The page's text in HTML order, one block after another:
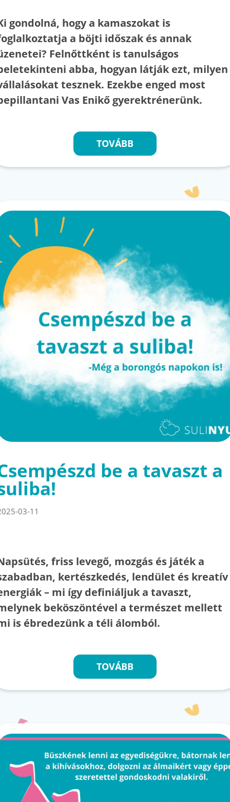
gondolná, hogy a kamaszokat is
a böjti időszak és annak
Felnőttként is tanulságos
abba, hogyan látják ezt, milyen
tesznek. Ezekbe enged most
Vas Enikő gyerektrénerünk.
TOVÁBB
be a tavaszt a
03-11
friss levegő, mozgás és játék a
kertészkedés, lendület és kreatív
– mi így definiáljuk a tavaszt,
beköszöntével a természet mellett
is ébredezünk a téli álomból.
TOVÁBB